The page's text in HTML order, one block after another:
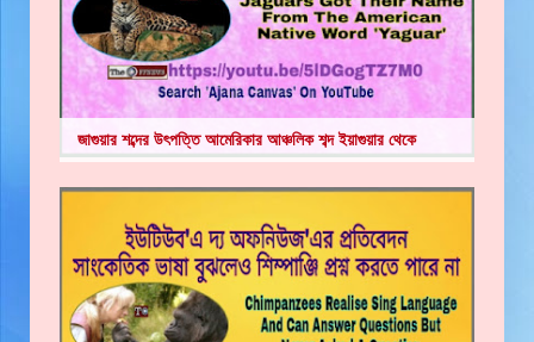
জাগুয়ার শব্দের উৎপত্তি আমেরিকার আঞ্চলিক শব্দ ইয়াগুয়ার থেকে